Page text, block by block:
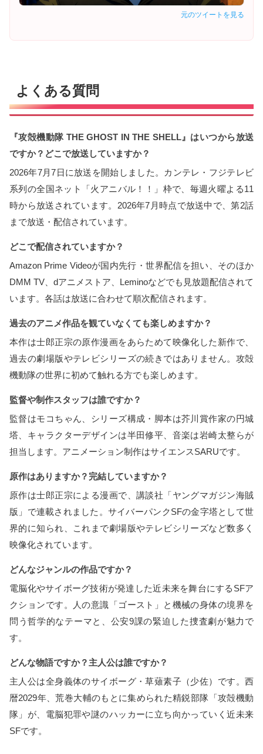
元のツイートを見る
よくある質問
『攻殻機動隊 THE GHOST IN THE SHELL』はいつから放送
ですか？どこで放送していますか？
2026年7月7日に放送を開始しました。カンテレ・フジテレビ
系列の全国ネット「火アニバル！！」枠で、毎週火曜よる11
時から放送されています。2026年7月時点で放送中で、第2話
まで放送・配信されています。
どこで配信されていますか？
Amazon Prime Videoが国内先行・世界配信を担い、そのほか
DMM TV、dアニメストア、Leminoなどでも見放題配信されて
います。各話は放送に合わせて順次配信されます。
過去のアニメ作品を観ていなくても楽しめますか？
本作は士郎正宗の原作漫画をあらためて映像化した新作で、
過去の劇場版やテレビシリーズの続きではありません。攻殻
機動隊の世界に初めて触れる方でも楽しめます。
監督や制作スタッフは誰ですか？
監督はモコちゃん、シリーズ構成・脚本は芥川賞作家の円城
塔、キャラクターデザインは半田修平、音楽は岩崎太整らが
担当します。アニメーション制作はサイエンスSARUです。
原作はありますか？完結していますか？
原作は士郎正宗による漫画で、講談社「ヤングマガジン海賊
版」で連載されました。サイバーパンクSFの金字塔として世
界的に知られ、これまで劇場版やテレビシリーズなど数多く
映像化されています。
どんなジャンルの作品ですか？
電脳化やサイボーグ技術が発達した近未来を舞台にするSFア
クションです。人の意識「ゴースト」と機械の身体の境界を
問う哲学的なテーマと、公安9課の緊迫した捜査劇が魅力で
す。
どんな物語ですか？主人公は誰ですか？
主人公は全身義体のサイボーグ・草薙素子（少佐）です。西
暦2029年、荒巻大輔のもとに集められた精鋭部隊「攻殻機動
隊」が、電脳犯罪や謎のハッカーに立ち向かっていく近未来
SFです。